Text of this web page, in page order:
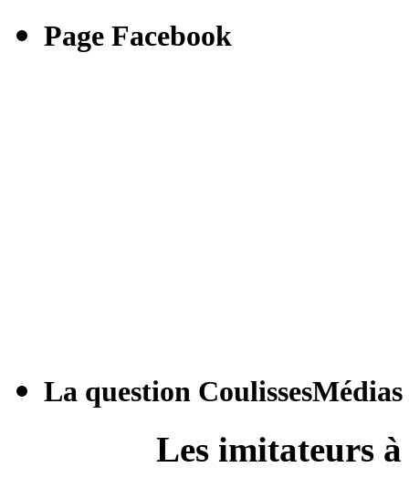
Page Facebook
La question CoulissesMédias
Les imitateurs